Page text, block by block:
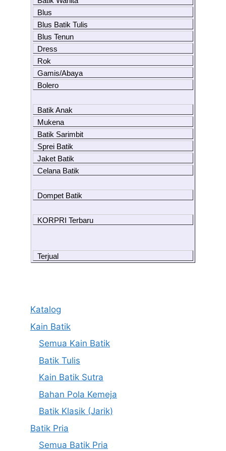
Blus
Blus Batik Tulis
Blus Tenun
Dress
Rok
Gamis/Abaya
Bolero
Batik Anak
Mukena
Batik Sarimbit
Sprei Batik
Jaket Batik
Celana Batik
Dompet Batik
KORPRI Terbaru
Terjual
Katalog
Kain Batik
Semua Kain Batik
Batik Tulis
Kain Batik Sutra
Bahan Pola Kemeja
Batik Klasik (Jarik)
Batik Pria
Semua Batik Pria